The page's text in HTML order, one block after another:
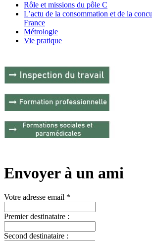
Rôle et missions du pôle C
L’actu de la consommation et de la
France
Métrologie
Vie pratique
Envoyer à un ami
Votre adresse email *
Premier destinataire :
Second destinataire :